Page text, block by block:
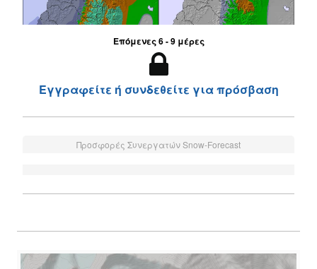
Επόμενες 6 - 9 μέρες
Εγγραφείτε ή συνδεθείτε για πρόσβαση
Προσφορές Συνεργατών Snow-Forecast